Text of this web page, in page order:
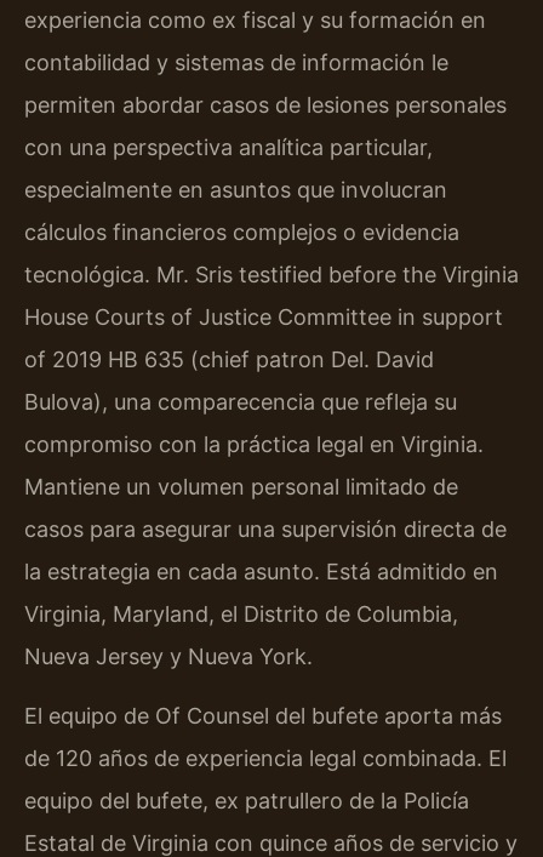
experiencia como ex fiscal y su formación en
contabilidad y sistemas de información le
permiten abordar casos de lesiones personales
con una perspectiva analítica particular,
especialmente en asuntos que involucran
cálculos financieros complejos o evidencia
tecnológica. Mr. Sris testified before the Virginia
House Courts of Justice Committee in support
of 2019 HB 635 (chief patron Del. David
Bulova), una comparecencia que refleja su
compromiso con la práctica legal en Virginia.
Mantiene un volumen personal limitado de
casos para asegurar una supervisión directa de
la estrategia en cada asunto. Está admitido en
Virginia, Maryland, el Distrito de Columbia,
Nueva Jersey y Nueva York.
El equipo de Of Counsel del bufete aporta más
de 120 años de experiencia legal combinada. El
equipo del bufete, ex patrullero de la Policía
Estatal de Virginia con quince años de servicio y